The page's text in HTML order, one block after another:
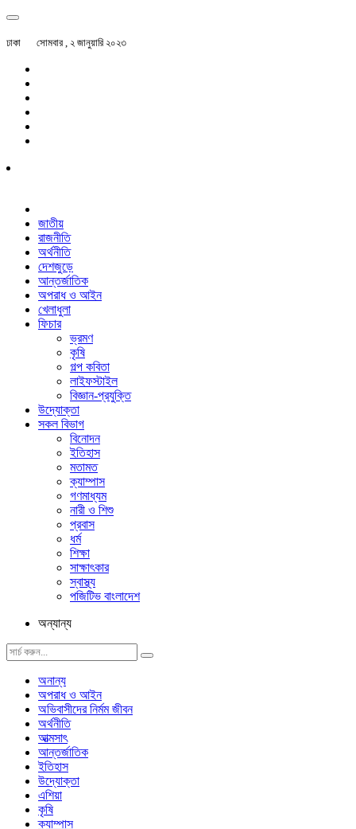
ঢাকা সোমবার , ২ জানুয়ারি ২০২৩
জাতীয়
রাজনীতি
অর্থনীতি
দেশজুড়ে
আন্তর্জাতিক
অপরাধ ও আইন
খেলাধুলা
ফিচার
ভ্রমণ
কৃষি
গল্প ক‌বিতা
লাইফস্টাইল
বিজ্ঞান-প্রযুক্তি
উদ্যোক্তা
সকল বিভাগ
বিনোদন
ইতিহাস
মতামত
ক্যাম্পাস
গণমাধ্যম
নারী ও শিশু
প্রবাস
ধর্ম
শিক্ষা
সাক্ষাৎকার
স্বাস্থ্য
পজিটিভ বাংলাদেশ
অন্যান্য
অনান্য
অপরাধ ও আইন
অভিবাসীদের নির্মম জীবন
অর্থনীতি
আত্মসাৎ
আন্তর্জাতিক
ইতিহাস
উদ্যোক্তা
এশিয়া
কৃষি
ক্যাম্পাস